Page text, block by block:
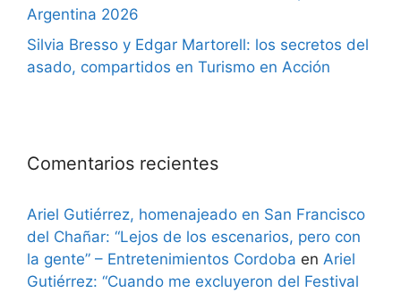
Argentina 2026
Silvia Bresso y Edgar Martorell: los secretos del
asado, compartidos en Turismo en Acción
Comentarios recientes
Ariel Gutiérrez, homenajeado en San Francisco
del Chañar: “Lejos de los escenarios, pero con
la gente” – Entretenimientos Cordoba en Ariel
Gutiérrez: “Cuando me excluyeron del Festival